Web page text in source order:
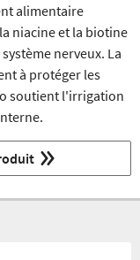
alimentaire
niacine et la biotine
nerveux. La
à protéger les
soutient l'irrigation